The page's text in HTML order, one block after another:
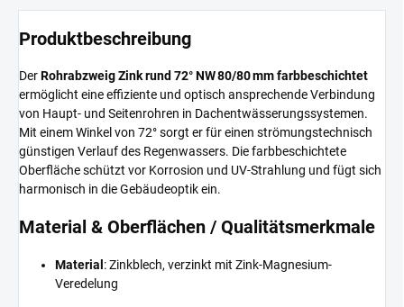
Produktbeschreibung
DerRohrabzweig Zink rund 72° NW 80/80 mm farbbeschichtet
ermöglicht eine effiziente und optisch ansprechende Verbindung
von Haupt- und Seitenrohren in Dachentwässerungssystemen.
Mit einem Winkel von 72° sorgt er für einen strömungstechnisch
günstigen Verlauf des Regenwassers. Die farbbeschichtete
Oberfläche schützt vor Korrosion und UV-Strahlung und fügt sich
harmonisch in die Gebäudeoptik ein.
Material & Oberflächen / Qualitätsmerkmale
Material : Zinkblech, verzinkt mit Zink-Magnesium-
Veredelung